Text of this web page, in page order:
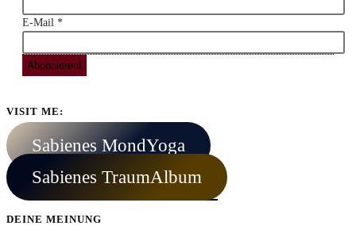
E-Mail *
VISIT ME:
Sabienes MondYoga
Sabienes TraumAlbum
DEINE MEINUNG